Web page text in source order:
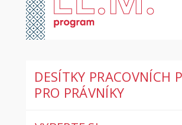
DESÍTKY PRACOVNÍCH
PRO PRÁVNÍKY